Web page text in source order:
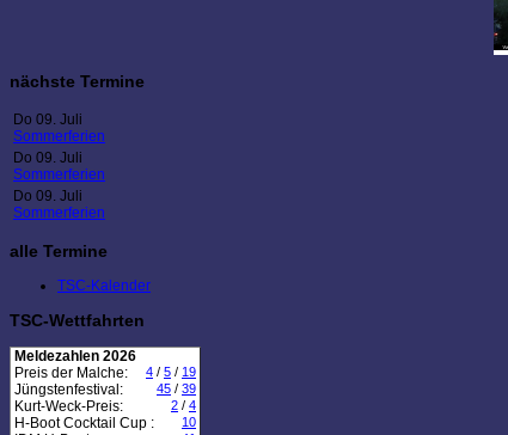
nächste Termine
Do 09. Juli
Sommerferien
Do 09. Juli
Sommerferien
Do 09. Juli
Sommerferien
alle Termine
TSC-Kalender
TSC-Wettfahrten
Meldezahlen 2026
Preis der Malche:
4 / 5 / 19
Jüngstenfestival: 45 / 39
Kurt-Weck-Preis: 2 / 4
H-Boot Cocktail Cup : 10